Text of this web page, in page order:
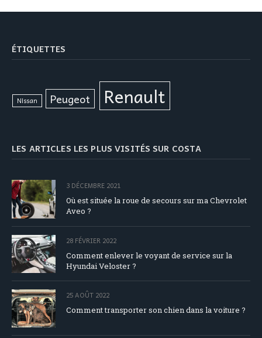
ÉTIQUETTES
Nissan Peugeot Renault
LES ARTICLES LES PLUS VISITÉS SUR COSTA
3 DÉCEMBRE 2021
Où est située la roue de secours sur ma Chevrolet
Aveo ?
28 FÉVRIER 2022
Comment enlever le voyant de service sur la
Hyundai Veloster ?
25 AOÛT 2022
Comment transporter son chien dans la voiture ?